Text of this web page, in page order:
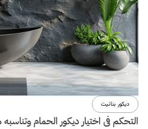
ديكور بنانيت
التحكم فى اختيار ديكور الحمام